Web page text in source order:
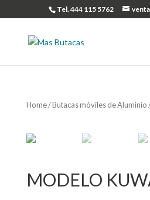
Tel. 444 115 5762
Home/Butacas móviles de Aluminio
MODELO